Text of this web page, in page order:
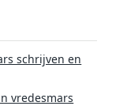
schrijven en
vredesmars